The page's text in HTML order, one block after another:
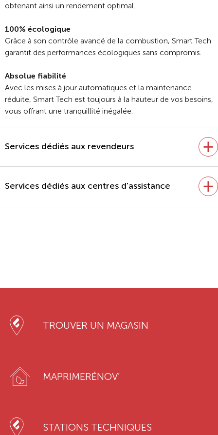
obtenant ainsi un rendement optimal.
100% écologique
Grâce à son contrôle avancé de la combustion, Smart Tech
garantit des performances écologiques sans compromis.
Absolue fiabilité
Avec les mises à jour automatiques et la maintenance
réduite, Smart Tech est toujours à la hauteur de vos besoins,
vous offrant une tranquillité inégalée.
Services dédiés aux revendeurs
Services dédiés aux centres d'assistance
TROUVER UN MAGASIN
MAPRIMERÉNOV’
STATIONS TECHNIQUES